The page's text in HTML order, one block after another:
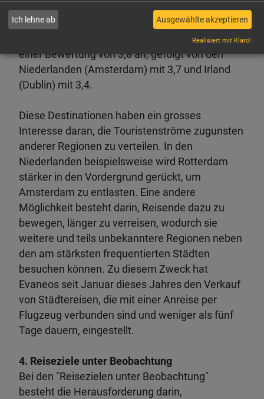
erreichten im Durchschnitt einen Index von 3,2.
In den Top 3 der meistgefährdeten Metropolen:
Dänemark (Kopenhagen) führt die Liste mit
einer Bewertung von 3,8 an, gefolgt von den
Niederlanden (Amsterdam) mit 3,7 und Irland
(Dublin) mit 3,4.
Diese Destinationen haben ein grosses
Interesse daran, die Touristenströme zugunsten
anderer Regionen zu verteilen. In den
Niederlanden beispielsweise wird Rotterdam
stärker in den Vordergrund gerückt, um
Amsterdam zu entlasten. Eine andere
Möglichkeit besteht darin, Reisende dazu zu
bewegen, länger zu verreisen, wodurch sie
weitere und teils unbekanntere Regionen neben
den am stärksten frequentierten Städten
besuchen können. Zu diesem Zweck hat
Evaneos seit Januar dieses Jahres den Verkauf
von Städtereisen, die mit einer Anreise per
Flugzeug verbunden sind und weniger als fünf
Tage dauern, eingestellt.
4. Reiseziele unter Beobachtung
Bei den "Reisezielen unter Beobachtung"
besteht die Herausforderung darin,
Ich lehne ab Ausgewählte akzeptieren
Realisiert mit Klaro!